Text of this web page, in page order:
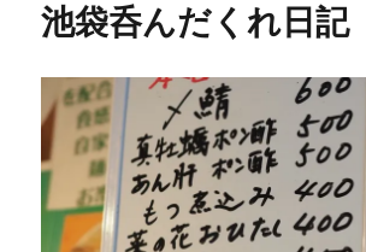
池袋呑んだくれ日記